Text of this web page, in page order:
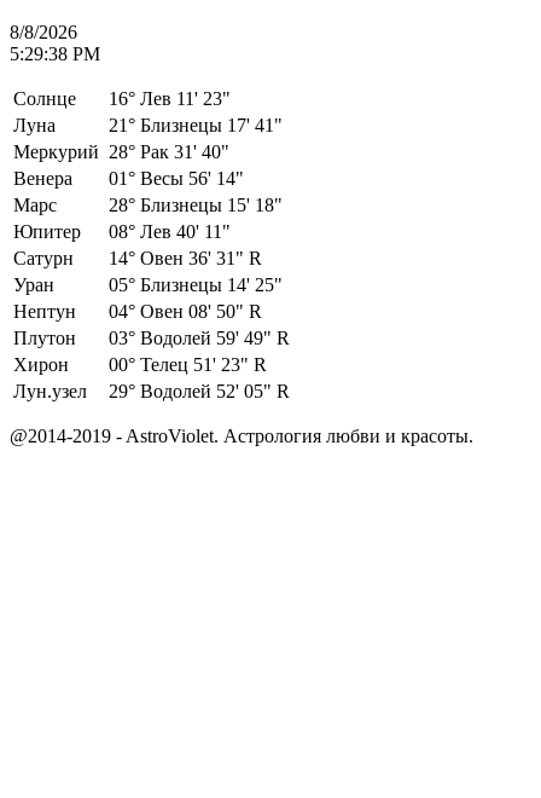
8/8/2026
5:29:38 PM
Солнце 16° Лев 11' 23"
Луна
21° Близнецы 17' 41"
Меркурий 28° Рак 31' 40"
Венера
01° Весы 56' 14"
Марс
28° Близнецы 15' 18"
Юпитер
08° Лев 40' 11"
Сатурн
14° Овен 36' 31" R
Уран
05° Близнецы 14' 25"
Нептун
04° Овен 08' 50" R
Плутон
03° Водолей 59' 49" R
Хирон
00° Телец 51' 23" R
Лун.узел
29° Водолей 52' 05" R
@2014-2019 - AstroViolet. Астрология любви и красоты.